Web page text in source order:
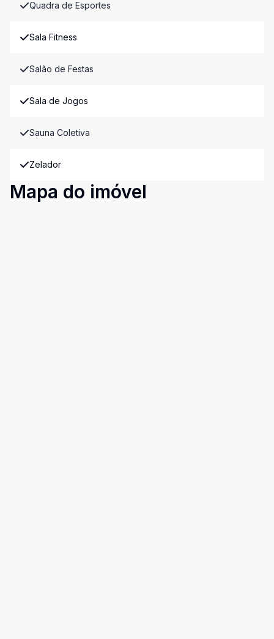
Quadra de Esportes
Sala Fitness
Salão de Festas
Sala de Jogos
Sauna Coletiva
Zelador
Mapa do imóvel